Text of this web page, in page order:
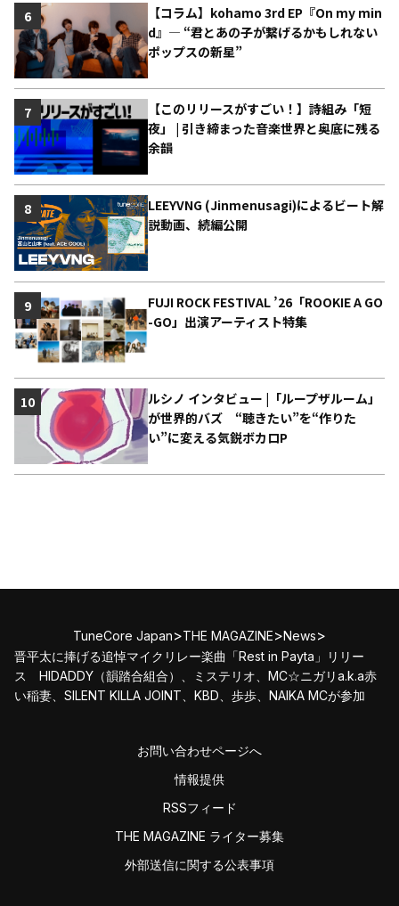
【コラム】kohamo 3rd EP『On my min
d』― “君とあの子が繋げるかもしれない
ポップスの新星”
6
【このリリースがすごい！】詩組み「短
夜」 | 引き締まった音楽世界と奥底に残る
余韻
7
LEEYVNG (Jinmenusagi)によるビート解
説動画、続編公開
8
FUJI ROCK FESTIVAL ’26「ROOKIE A GO
-GO」出演アーティスト特集
9
ルシノ インタビュー |「ループザルーム」
が世界的バズ “聴きたい”を“作りた
い”に変える気鋭ボカロP
10
TuneCore Japan>THE MAGAZINE>News>
晋平太に捧げる追悼マイクリレー楽曲「Rest in Payta」リリー
ス HIDADDY（韻踏合組合）、ミステリオ、MC☆ニガリa.k.a赤
い稲妻、SILENT KILLA JOINT、KBD、歩歩、NAIKA MCが参加
お問い合わせページへ
情報提供
RSSフィード
THE MAGAZINE ライター募集
外部送信に関する公表事項